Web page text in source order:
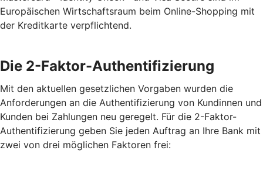
Europäischen Wirtschaftsraum beim Online-Shopping mit
der Kreditkarte verpflichtend.
Die 2-Faktor-Authentifizierung
Mit den aktuellen gesetzlichen Vorgaben wurden die
Anforderungen an die Authentifizierung von Kundinnen und
Kunden bei Zahlungen neu geregelt. Für die 2-Faktor-
Authentifizierung geben Sie jeden Auftrag an Ihre Bank mit
zwei von drei möglichen Faktoren frei: